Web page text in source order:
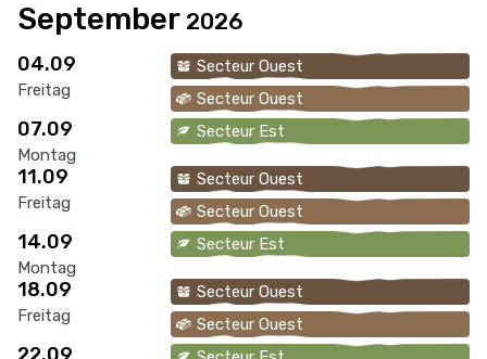
September 2026
04.09
Freitag
Secteur Ouest
Secteur Ouest
07.09
Montag
Secteur Est
11.09
Freitag
Secteur Ouest
Secteur Ouest
14.09
Montag
Secteur Est
18.09
Freitag
Secteur Ouest
Secteur Ouest